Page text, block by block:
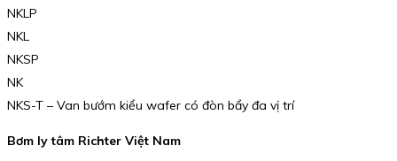
NKLP
NKL
NKSP
NK
NKS-T – Van bướm kiểu wafer có đòn bẩy đa vị trí
Bơm ly tâm Richter Việt Nam